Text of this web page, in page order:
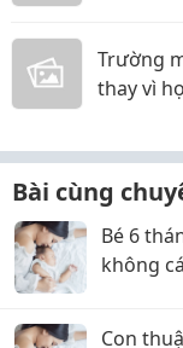
Trường
thay vì
Bài cùng
Bé 6
không
Con